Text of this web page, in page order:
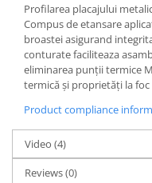
Profilarea placajului
Compus de etansare
broastei asigurand
conturate faciliteaza
eliminarea punții termice
termică și proprietăți la
Product compliance
Video (4)
Reviews(0)